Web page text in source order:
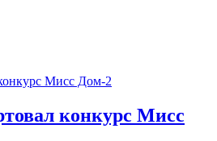
конкурс Мисс